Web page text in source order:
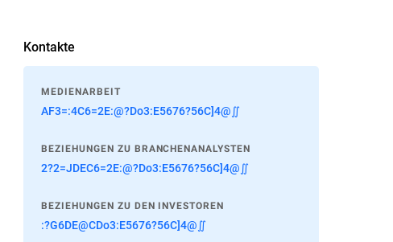
Kontakte
MEDIENARBEIT
AF3=:4C6=2E:@?Do3:E5676?56C]4@∬
BEZIEHUNGEN ZU BRANCHENANALYSTEN
2?2=JDEC6=2E:@?Do3:E5676?56C]4@∬
BEZIEHUNGEN ZU DEN INVESTOREN
:?G6DE@CDo3:E5676?56C]4@∬